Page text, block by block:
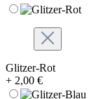
Glitzer-Rot
+ 2,00 €